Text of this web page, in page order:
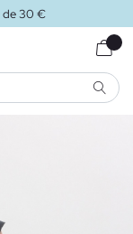
de 30 €